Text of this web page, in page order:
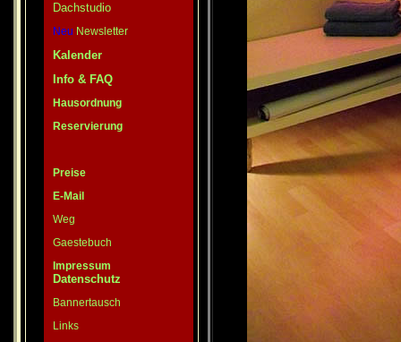
Dachstudio
Neu Newsletter
Kalender
Info & FAQ
Hausordnung
Reservierung
Preise
E-Mail
Weg
Gaestebuch
Impressum
Datenschutz
Bannertausch
Links